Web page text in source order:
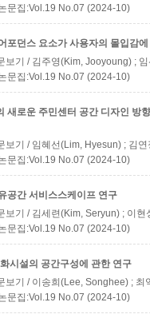
문집:Vol.19 No.07 (2024-10)
포던스 요소가 사용자의 몰입감
보기 / 김주영(Kim, Jooyoung) ;
문집:Vol.19 No.07 (2024-10)
새로운 주민센터 공간 디자인 방
보기 / 임혜선(Lim, Hyesun) ; 김
문집:Vol.19 No.07 (2024-10)
공간 서비스스케이프 연구
보기 / 김세련(Kim, Seryun) ; 이
문집:Vol.19 No.07 (2024-10)
시설의 공간구성에 관한 연구
보기 / 이송희(Lee, Songhee) ; 최
문집:Vol.19 No.07 (2024-10)